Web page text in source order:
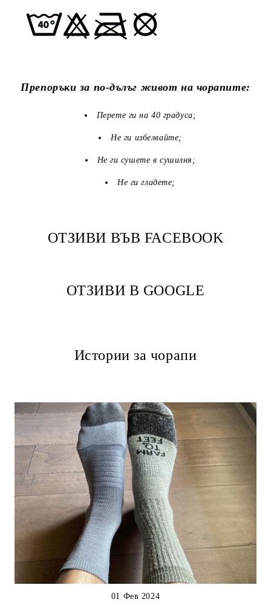
Препоръки за по-дълъг живот на чорапите:
Перете ги на 40 градуса;
Не ги избелвайте;
Не ги сушете в сушилня;
Не ги гладете;
ОТЗИВИ ВЪВ FACEBOOK
ОТЗИВИ В GOOGLE
Истории за чорапи
01 Фев 2024